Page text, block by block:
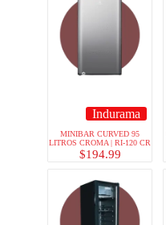
Indurama
MINIBAR CURVED 95
LITROS CROMA | RI-120 CR
$194.99